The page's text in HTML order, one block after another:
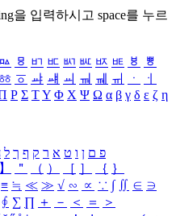
을 입력하시고 space를 누르
ㅰ ㅱ ㅲ ㅳ ㅴ ㅵ ㅶ ㅷ ㅸ
ㅹ
ㆅ ㆆ ㆇ ㆈ ㆉ ㆊ ㆋ ㆌ ㆍ
ㆎ
Ρ Σ ΤΥ Φ Χ Ψ Ω α β γ δ ε ζ η
פ ם ן ו ט א ר ק ף ך ל
】 ＂ （ ） ［ ］ ｛ ｝
≡ ≒ ≪ ≫ √ ∽ ∝ ∵ ∫ ∬ ∈ ∋
∮ ∑ ∏ ＋ － ＜ ＝
＞